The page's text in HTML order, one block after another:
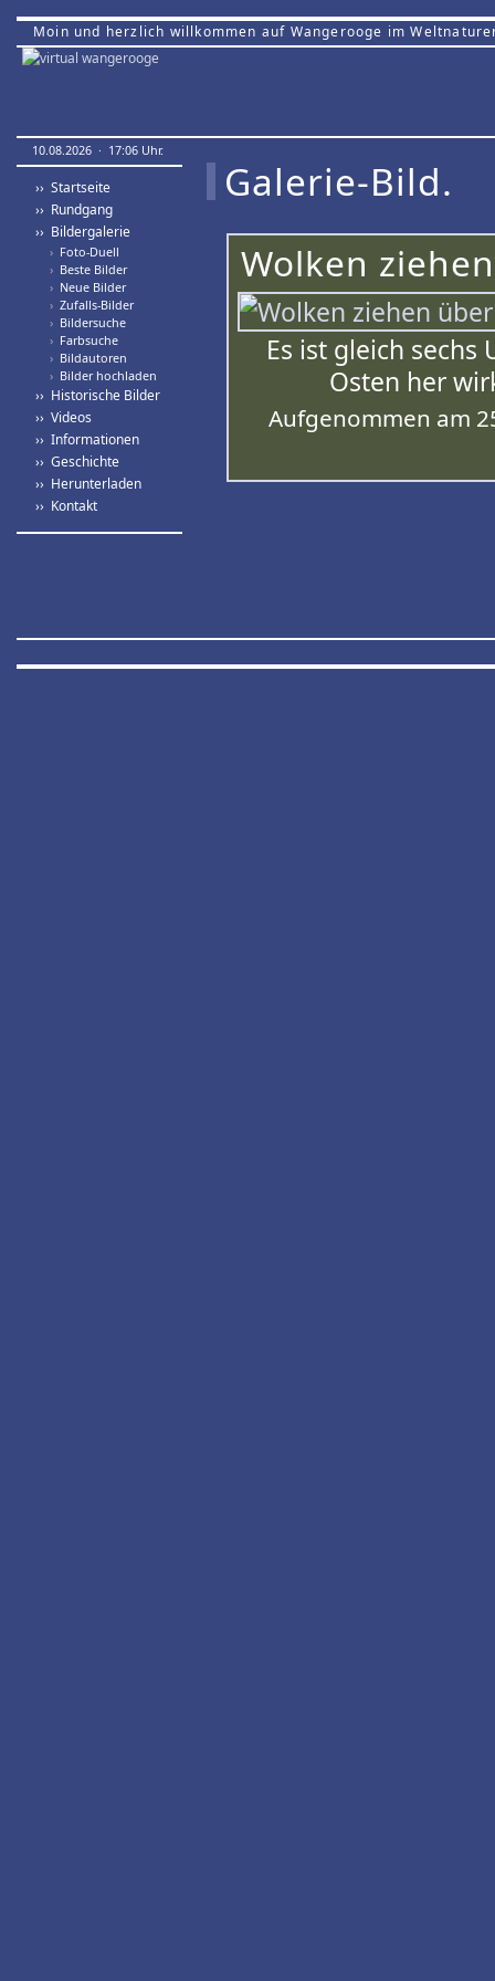
Moin und herzlich willkommen auf Wangerooge im
10.08.2026 · 17:06 Uhr.
›› Startseite
›› Rundgang
›› Bildergalerie
› Foto-Duell
› Beste Bilder
› Neue Bilder
› Zufalls-Bilder
› Bildersuche
› Farbsuche
› Bildautoren
› Bilder hochladen
›› Historische Bilder
›› Videos
›› Informationen
›› Geschichte
›› Herunterladen
›› Kontakt
Galerie-Bild.
Wolken
Es ist gleich sechs
Osten her
Aufgenommen am